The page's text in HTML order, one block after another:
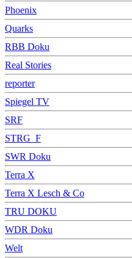
Phoenix
Quarks
RBB Doku
Real Stories
reporter
Spiegel TV
SRF
STRG_F
SWR Doku
Terra X
Terra X Lesch & Co
TRU DOKU
WDR Doku
Welt